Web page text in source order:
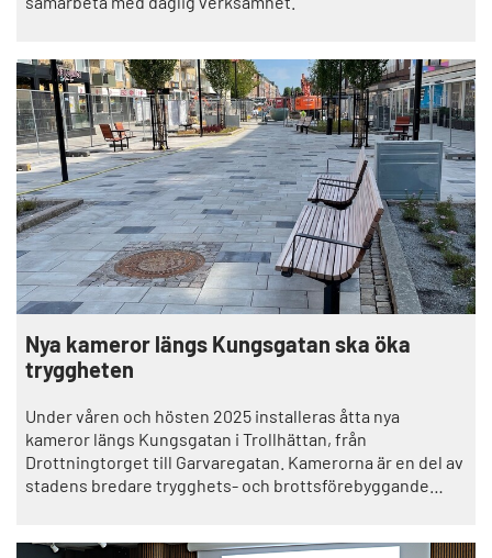
Nya kameror längs Kungsgatan ska öka
tryggheten
Under våren och hösten 2025 installeras åtta nya
kameror längs Kungsgatan i Trollhättan, från
Drottningtorget till Garvaregatan. Kamerorna är en del av
stadens bredare trygghets- och brottsförebyggande